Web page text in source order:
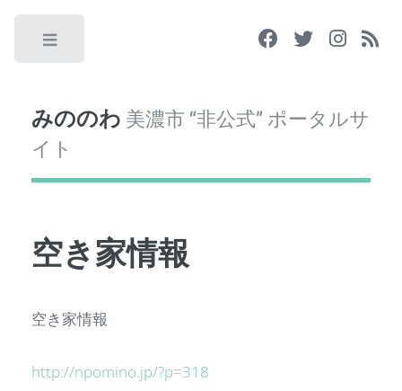
みののわ 美濃市 “非公式” ポータルサ
イト
空き家情報
空き家情報
http://npomino.jp/?p=318
Toggle